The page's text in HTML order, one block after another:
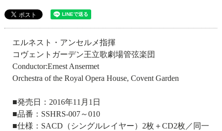
エルネスト・アンセルメ指揮
コヴェントガーデン王立歌劇場管弦楽団
Conductor:Ernest Ansermet
Orchestra of the Royal Opera House, Covent Garden
■発売日：2016年11月1日
■品番：SSHRS-007～010
■仕様：SACD（シングルレイヤー）2枚＋CD2枚／同一